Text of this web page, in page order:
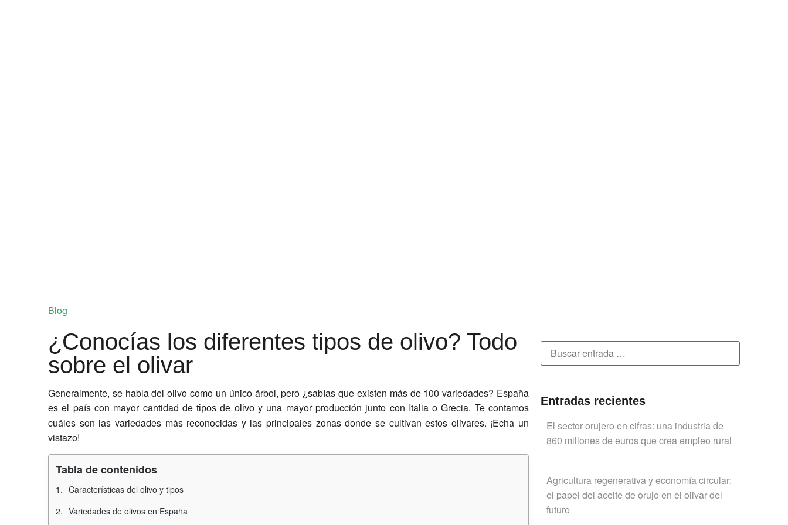
Blog
¿Conocías los diferentes tipos de olivo? Todo
sobre el olivar
Generalmente, se habla del olivo como un único árbol, pero ¿sabías que existen más de 100 variedades? España
es el país con mayor cantidad detipos de olivoy una mayor producción junto con Italia o Grecia. Te contamos
cuáles son las variedades más reconocidas y las principales zonas donde se cultivan estos olivares. ¡Echa un
vistazo!
Tabla de contenidos
Características del olivo y tipos
Variedades de olivos en España
Entradas recientes​
El sector orujero en cifras: una industria de
860 millones de euros que crea empleo rural
Agricultura regenerativa y economía circular:
el papel del aceite de orujo en el olivar del
futuro